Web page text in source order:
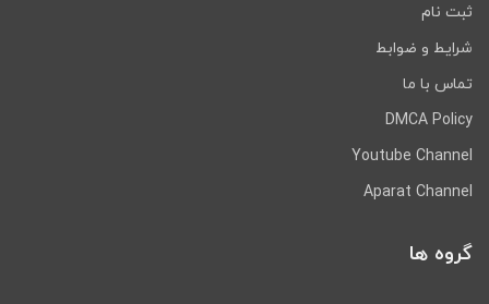
ثبت نام
شرایط و ضوابط
تماس با ما
DMCA Policy
Youtube Channel
Aparat Channel
گروه ها